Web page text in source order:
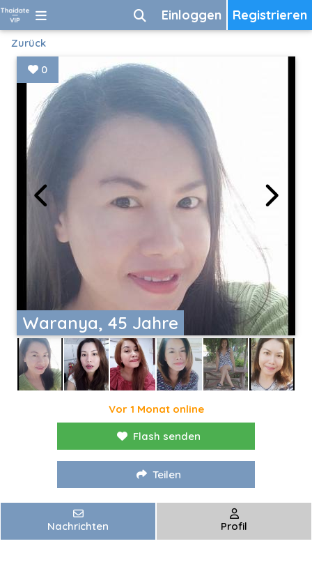
Registrieren
Einloggen
Zurück
Waranya, 45 Jahre
0
Vor 1 Monat online
Flash senden
Teilen
Nachrichten Profil